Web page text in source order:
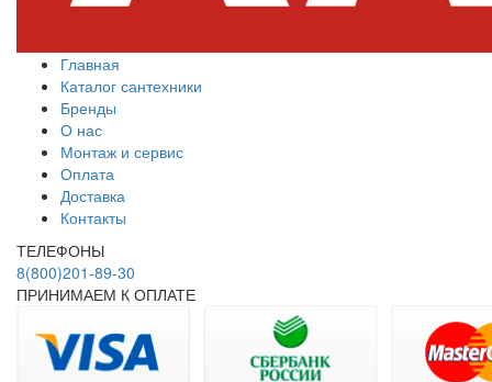
Главная
Каталог сантехники
Бренды
О нас
Монтаж и сервис
Оплата
Доставка
Контакты
ТЕЛЕФОНЫ
8(800)201-89-30
ПРИНИМАЕМ К ОПЛАТЕ